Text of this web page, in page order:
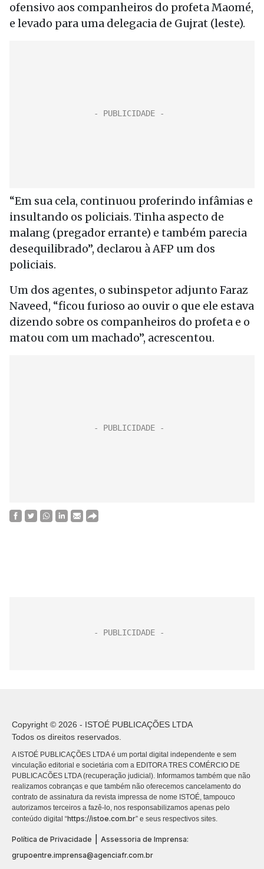
ofensivo aos companheiros do profeta Maomé,
e levado para uma delegacia de Gujrat (leste).
“Em sua cela, continuou proferindo infâmias e
insultando os policiais. Tinha aspecto de
malang (pregador errante) e também parecia
desequilibrado”, declarou à AFP um dos
policiais.
Um dos agentes, o subinspetor adjunto Faraz
Naveed, “ficou furioso ao ouvir o que ele estava
dizendo sobre os companheiros do profeta e o
matou com um machado”, acrescentou.
Copyright © 2026 - ISTOÉ PUBLICAÇÕES LTDA
Todos os direitos reservados.
A ISTOÉ PUBLICAÇÕES LTDA é um portal digital independente e sem
vinculação editorial e societária com a EDITORA TRES COMÉRCIO DE
PUBLICACÕES LTDA (recuperação judicial). Informamos também que não
realizamos cobranças e que também não oferecemos cancelamento do
contrato de assinatura da revista impressa de nome ISTOÉ, tampouco
autorizamos terceiros a fazê-lo, nos responsabilizamos apenas pelo
conteúdo digital “https://istoe.com.br” e seus respectivos sites.
Política de Privacidade
Assessoria de Imprensa:
grupoentre.imprensa@agenciafr.com.br